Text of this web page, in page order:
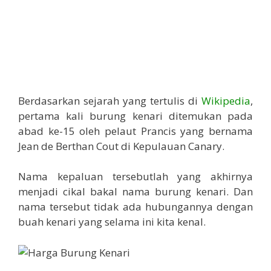
Berdasarkan sejarah yang tertulis di Wikipedia,
pertama kali burung kenari ditemukan pada
abad ke-15 oleh pelaut Prancis yang bernama
Jean de Berthan Cout di Kepulauan Canary.
Nama kepaluan tersebutlah yang akhirnya
menjadi cikal bakal nama burung kenari. Dan
nama tersebut tidak ada hubungannya dengan
buah kenari yang selama ini kita kenal.